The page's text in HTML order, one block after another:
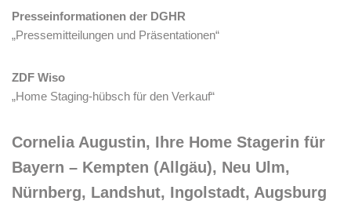
Presseinformationen der DGHR
„Pressemitteilungen und Präsentationen“
ZDF Wiso
„Home Staging-hübsch für den Verkauf“
Cornelia Augustin, Ihre Home Stagerin für
Bayern – Kempten (Allgäu), Neu Ulm,
Nürnberg, Landshut, Ingolstadt, Augsburg